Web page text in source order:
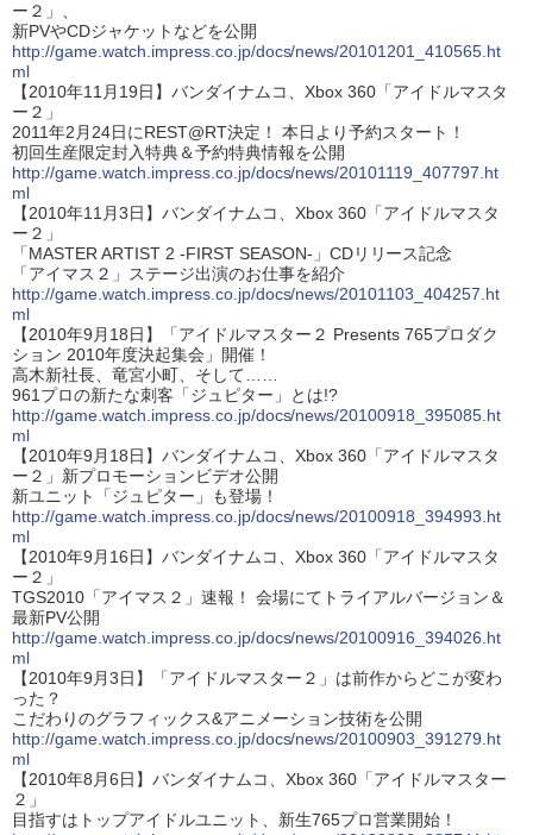
ー２」、
新PVやCDジャケットなどを公開
http://game.watch.impress.co.jp/docs/news/20101201_410565.ht
ml
【2010年11月19日】バンダイナムコ、Xbox 360「アイドルマスタ
ー２」
2011年2月24日にREST@RT決定！ 本日より予約スタート！
初回生産限定封入特典＆予約特典情報を公開
http://game.watch.impress.co.jp/docs/news/20101119_407797.ht
ml
【2010年11月3日】バンダイナムコ、Xbox 360「アイドルマスタ
ー２」
「MASTER ARTIST 2 -FIRST SEASON-」CDリリース記念
「アイマス２」ステージ出演のお仕事を紹介
http://game.watch.impress.co.jp/docs/news/20101103_404257.ht
ml
【2010年9月18日】「アイドルマスター２ Presents 765プロダク
ション 2010年度決起集会」開催！
高木新社長、竜宮小町、そして……
961プロの新たな刺客「ジュピター」とは!?
http://game.watch.impress.co.jp/docs/news/20100918_395085.ht
ml
【2010年9月18日】バンダイナムコ、Xbox 360「アイドルマスタ
ー２」新プロモーションビデオ公開
新ユニット「ジュピター」も登場！
http://game.watch.impress.co.jp/docs/news/20100918_394993.ht
ml
【2010年9月16日】バンダイナムコ、Xbox 360「アイドルマスタ
ー２」
TGS2010「アイマス２」速報！ 会場にてトライアルバージョン＆
最新PV公開
http://game.watch.impress.co.jp/docs/news/20100916_394026.ht
ml
【2010年9月3日】「アイドルマスター２」は前作からどこが変わ
った？
こだわりのグラフィックス&アニメーション技術を公開
http://game.watch.impress.co.jp/docs/news/20100903_391279.ht
ml
【2010年8月6日】バンダイナムコ、Xbox 360「アイドルマスター
２」
目指すはトップアイドルユニット、新生765プロ営業開始！